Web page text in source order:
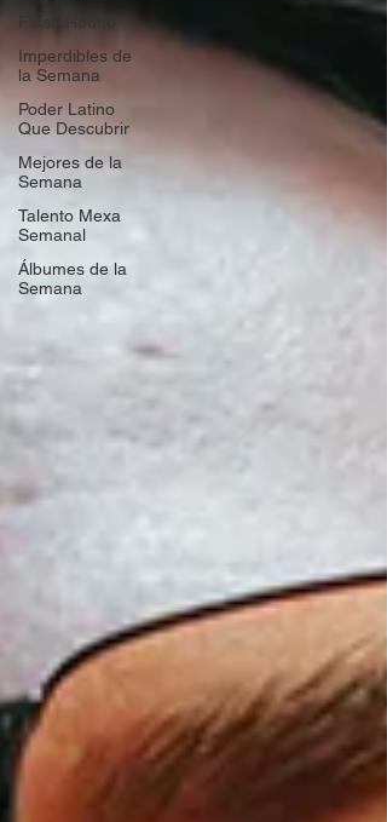
Flash Round
Imperdibles de
la Semana
Poder Latino
Que Descubrir
Mejores de la
Semana
Talento Mexa
Semanal
Álbumes de la
Semana